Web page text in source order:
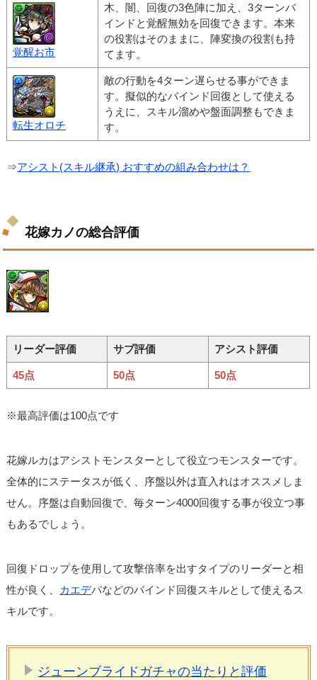
覚醒お市
木、闇、回復の3色陣に加え、3ターンバ
インドと覚醒無効を回復できます。本来
の役割はそのままに、陣変換の役割も持
てます。
転生オロチ
敵の行動を4ターン遅らせる事ができま
す。擬似的なバインド回復として使える
うえに、スキル溜めや盤面調整もできま
す。
⇒アシスト(スキル継承) おすすめの組み合わせは？
花嫁カノの総合評価
リーダー評価 サブ評価 アシスト評価
45点 50点 50点
※最高評価は100点です
花嫁ルカはアシストモンスターとして役立つモンスターです。
全体的にステータスが低く、序盤以外は直入れはオススメしま
せん。序盤は自動回復で、毎ターン4000回復する事が役立つ事
もあるでしょう。
回復ドロップを使用して攻撃倍率を出すタイプのリーダーと相
性が良く、 カエデパなどのバインド回復スキルとして使えるス
キルです。
ジューンブライドガチャの当たりと評価